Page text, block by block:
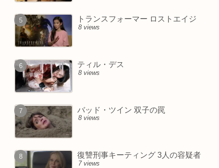
トランスフォーマー ロストエイジ
8 views
ティル・デス
8 views
バッド・ツイン 双子の罠
8 views
復讐刑事キーティング 3人の容疑者
7 views